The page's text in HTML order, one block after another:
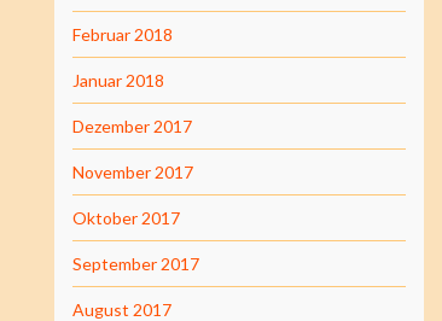
Februar 2018
Januar 2018
Dezember 2017
November 2017
Oktober 2017
September 2017
August 2017